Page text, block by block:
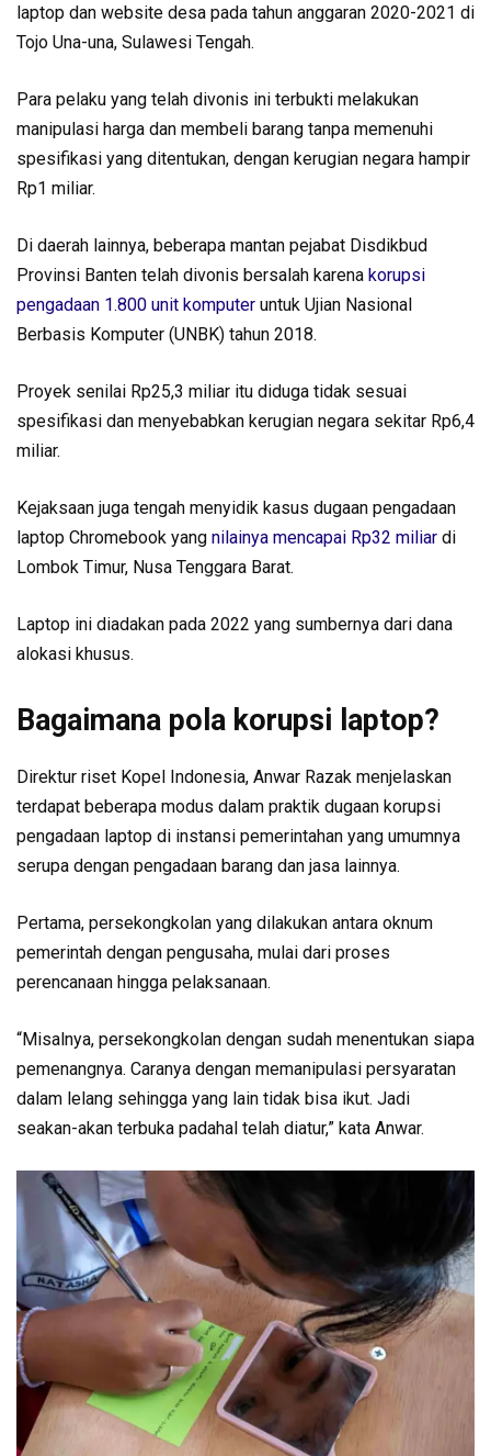
laptop dan website desa pada tahun anggaran 2020-2021 di
Tojo Una-una, Sulawesi Tengah.
Para pelaku yang telah divonis ini terbukti melakukan
manipulasi harga dan membeli barang tanpa memenuhi
spesifikasi yang ditentukan, dengan kerugian negara hampir
Rp1 miliar.
Di daerah lainnya, beberapa mantan pejabat Disdikbud
Provinsi Banten telah divonis bersalah karena korupsi
pengadaan 1.800 unit komputer untuk Ujian Nasional
Berbasis Komputer (UNBK) tahun 2018.
Proyek senilai Rp25,3 miliar itu diduga tidak sesuai
spesifikasi dan menyebabkan kerugian negara sekitar Rp6,4
miliar.
Kejaksaan juga tengah menyidik kasus dugaan pengadaan
laptop Chromebook yang nilainya mencapai Rp32 miliar di
Lombok Timur, Nusa Tenggara Barat.
Laptop ini diadakan pada 2022 yang sumbernya dari dana
alokasi khusus.
Bagaimana pola korupsi laptop?
Direktur riset Kopel Indonesia, Anwar Razak menjelaskan
terdapat beberapa modus dalam praktik dugaan korupsi
pengadaan laptop di instansi pemerintahan yang umumnya
serupa dengan pengadaan barang dan jasa lainnya.
Pertama, persekongkolan yang dilakukan antara oknum
pemerintah dengan pengusaha, mulai dari proses
perencanaan hingga pelaksanaan.
“Misalnya, persekongkolan dengan sudah menentukan siapa
pemenangnya. Caranya dengan memanipulasi persyaratan
dalam lelang sehingga yang lain tidak bisa ikut. Jadi
seakan-akan terbuka padahal telah diatur,” kata Anwar.